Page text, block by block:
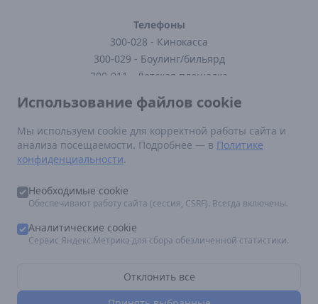
Телефоны
300-028 - Кинокасса
300-029 - Боулинг/бильярд
300-011 - Детская площадка
300-121 - Кафе
300-123 - Заказать доставку
Нормативные документы
Постановление Правительства РФ от 16 августа 2021 г N 1338
Правила посещения кинотеатра
По вопросам размещения рекламы:
marketing.epicentr@mail.ru
ООО "Полевая Кухня", ИНН 3906107125, юр. адрес: 236011, г.
Использование файлов cookie
Мы используем cookie для корректной работы сайта и
анализа посещаемости. Подробнее — в Политике
конфиденциальности.
Необходимые cookie
Обеспечивают работу сайта (сессия, CSRF). Всегда включены.
Аналитические cookie
Сервис Яндекс.Метрика для сбора обезличенной статистики.
Отклонить все